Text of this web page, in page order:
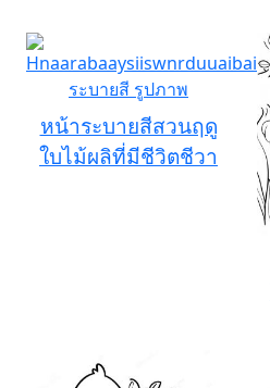
หน้าระบายสีสวนฤดู
ใบไม้ผลิที่มีชีวิตชีวา